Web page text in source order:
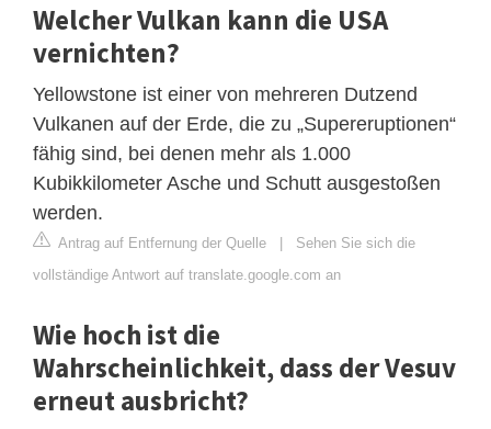
Welcher Vulkan kann die USA
vernichten?
Yellowstone ist einer von mehreren Dutzend
Vulkanen auf der Erde, die zu „Supereruptionen“
fähig sind, bei denen mehr als 1.000
Kubikkilometer Asche und Schutt ausgestoßen
werden.
Antrag auf Entfernung der Quelle | Sehen Sie sich die
vollständige Antwort auf translate.google.com an
Wie hoch ist die
Wahrscheinlichkeit, dass der Vesuv
erneut ausbricht?